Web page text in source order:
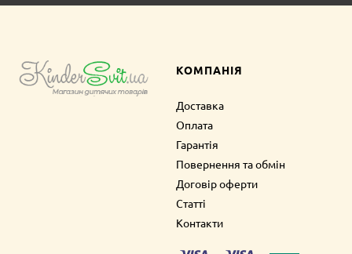
КОМПАНІЯ
Доставка
Оплата
Гарантія
Повернення та обмін
Договір оферти
Статті
Контакти